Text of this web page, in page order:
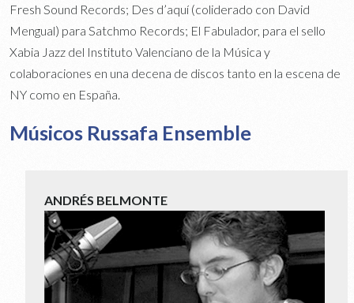
Fresh Sound Records; Des d’aquí (coliderado con David
Mengual) para Satchmo Records; El Fabulador, para el sello
Xabia Jazz del Instituto Valenciano de la Música y
colaboraciones en una decena de discos tanto en la escena de
NY como en España.
Músicos Russafa Ensemble
ANDRÉS BELMONTE